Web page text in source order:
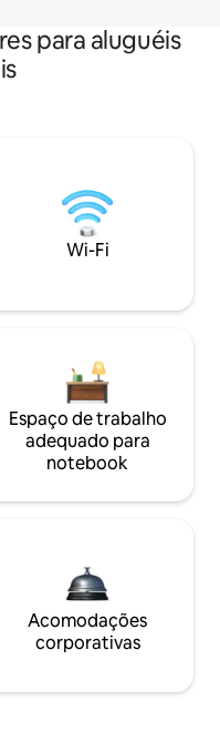
para aluguéis
Wi-Fi
Espaço de trabalho
adequado para
notebook
Acomodações
corporativas